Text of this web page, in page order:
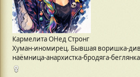
Кармелита ОНед Стронг
Хуман-иномирец. Бывшая воришка-
наёмница-анархистка-бродяга-